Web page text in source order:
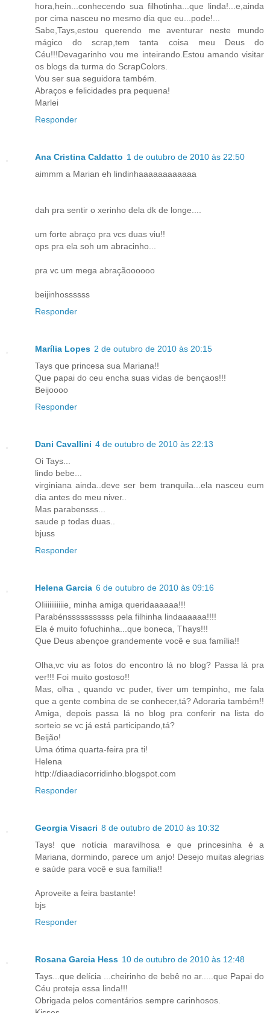
hora,hein...conhecendo sua filhotinha...que linda!...e,ainda
por cima nasceu no mesmo dia que eu...pode!...
Sabe,Tays,estou querendo me aventurar neste mundo
mágico do scrap,tem tanta coisa meu Deus do
Céu!!!Devagarinho vou me inteirando.Estou amando visitar
os blogs da turma do ScrapColors.
Vou ser sua seguidora também.
Abraços e felicidades pra pequena!
Marlei
Responder
Ana Cristina Caldatto 1 de outubro de 2010 às 22:50
aimmm a Marian eh lindinhaaaaaaaaaaaa
dah pra sentir o xerinho dela dk de longe....
um forte abraço pra vcs duas viu!!
ops pra ela soh um abracinho...
pra vc um mega abraçãoooooo
beijinhossssss
Responder
Marília Lopes 2 de outubro de 2010 às 20:15
Tays que princesa sua Mariana!!
Que papai do ceu encha suas vidas de bençaos!!!
Beijoooo
Responder
Dani Cavallini 4 de outubro de 2010 às 22:13
Oi Tays...
lindo bebe...
virginiana ainda..deve ser bem tranquila...ela nasceu eum
dia antes do meu niver..
Mas parabensss...
saude p todas duas..
bjuss
Responder
Helena Garcia 6 de outubro de 2010 às 09:16
OIiiiiiiiiiiie, minha amiga queridaaaaaa!!!
Parabénsssssssssss pela filhinha lindaaaaaa!!!!
Ela é muito fofuchinha...que boneca, Thays!!!
Que Deus abençoe grandemente você e sua família!!
Olha,vc viu as fotos do encontro lá no blog? Passa lá pra
ver!!! Foi muito gostoso!!
Mas, olha , quando vc puder, tiver um tempinho, me fala
que a gente combina de se conhecer,tá? Adoraria também!!
Amiga, depois passa lá no blog pra conferir na lista do
sorteio se vc já está participando,tá?
Beijão!
Uma ótima quarta-feira pra ti!
Helena
http://diaadiacorridinho.blogspot.com
Responder
Georgia Visacri 8 de outubro de 2010 às 10:32
Tays! que notícia maravilhosa e que princesinha é a
Mariana, dormindo, parece um anjo! Desejo muitas alegrias
e saúde para você e sua família!!
Aproveite a feira bastante!
bjs
Responder
Rosana Garcia Hess 10 de outubro de 2010 às 12:48
Tays...que delícia ...cheirinho de bebê no ar.....que Papai do
Céu proteja essa linda!!!
Obrigada pelos comentários sempre carinhosos.